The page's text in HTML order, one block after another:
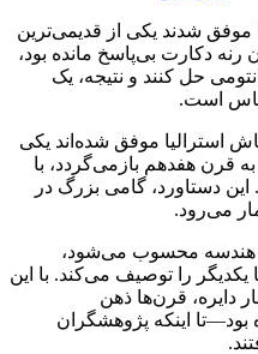
موفق شدند یکی از قدیمی‌ترین
دکارت بی‌پاسخ مانده بود،
حل کنند و نتیجه، یک
است.
استرالیا موفق شده‌اند یکی
قرن هفدهم بازمی‌گردد، با
این دستاورد، گامی بزرگ در
می‌رود.
هندسه محسوب می‌شود،
را توصیف می‌کند. با این
دایره، قرن‌ها ذهن
اینکه پژوهشگران